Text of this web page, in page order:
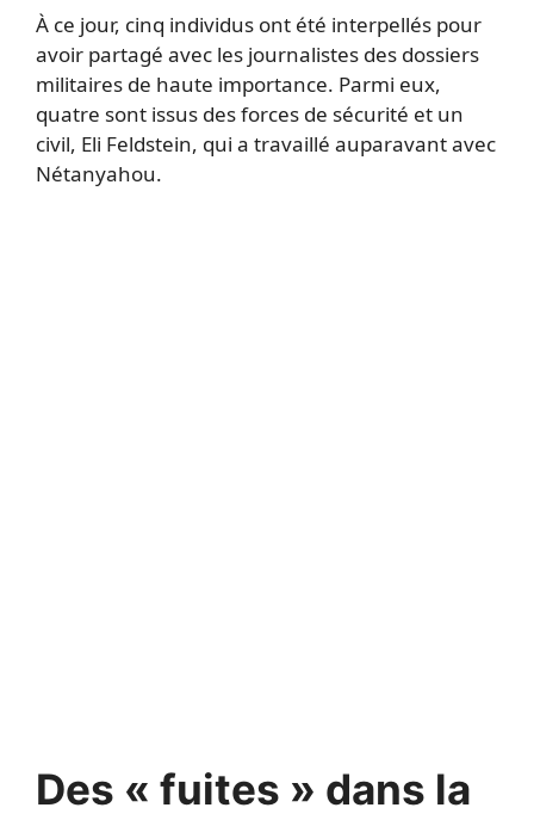
À ce jour, cinq individus ont été interpellés pour
avoir partagé avec les journalistes des dossiers
militaires de haute importance. Parmi eux,
quatre sont issus des forces de sécurité et un
civil, Eli Feldstein, qui a travaillé auparavant avec
Nétanyahou.
Des « fuites » dans la